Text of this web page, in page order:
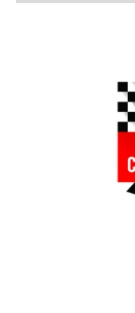
individueller als je zuvor.